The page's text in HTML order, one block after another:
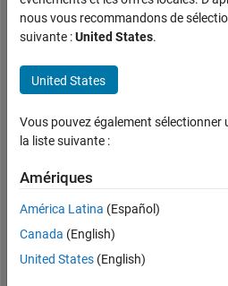
SOFOKLEOUS
Actif
2019
0
Following:
0
Follow
nous vous recommandons de
suivante :United States.
United States
Vous pouvez également sélectionner
la liste suivante :
Amériques
América Latina (Español)
Canada (English)
United States (English)